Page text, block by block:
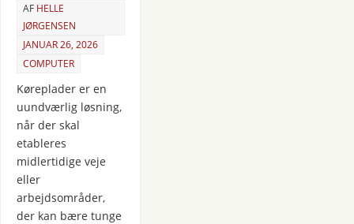
AF HELLE
JØRGENSEN
JANUAR 26, 2026
COMPUTER
Køreplader er en
uundværlig løsning,
når der skal
etableres
midlertidige veje
eller
arbejdsområder,
der kan bære tunge